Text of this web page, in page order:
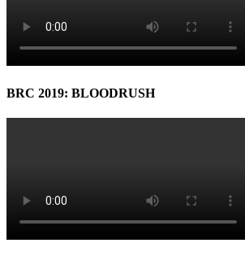
BRC 2019: BLOODRUSH